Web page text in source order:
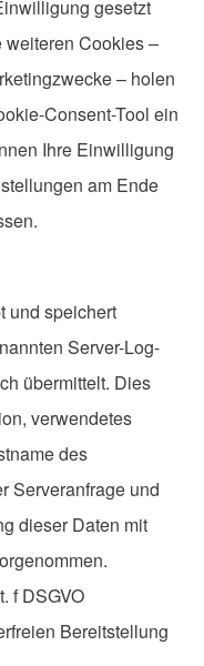
gesetzt
weiteren Cookies –
– holen
Consent-Tool ein
Ihre Einwilligung
am Ende
und speichert
Server-Log-
übermittelt. Dies
verwendetes
des
Serveranfrage und
dieser Daten mit
f DSGVO
Bereitstellung